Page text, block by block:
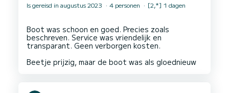
Is gereisd in augustus 2023 4 personen [2,*] 1 dagen
Boot was schoon en goed. Precies zoals
beschreven. Service was vriendelijk en
transparant. Geen verborgen kosten.